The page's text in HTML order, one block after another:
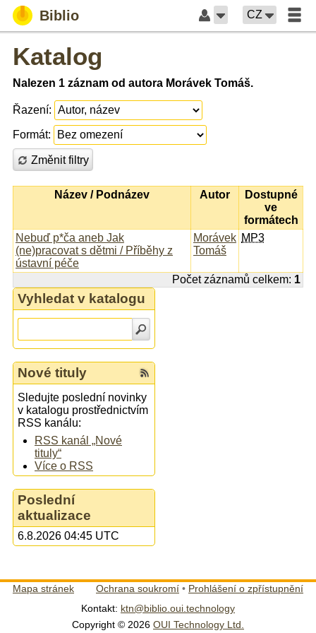
Biblio CZ
Katalog
Nalezen 1 záznam od autora Morávek Tomáš.
Řazení:
Formát:
Změnit filtry
Název / Podnázev Autor
Dostupné
ve
formátech
Nebuď p*ča aneb Jak
(ne)pracovat s dětmi / Příběhy z
ústavní péče
Morávek
Tomáš
MP3
Počet záznamů celkem: 1
Vyhledat v katalogu
Nové tituly
Sledujte poslední novinky
v katalogu prostřednictvím
RSS kanálu:
RSS kanál „Nové
tituly“
Více o RSS
Poslední
aktualizace
6.8.2026 04:45 UTC
Mapa stránek Ochrana soukromí • Prohlášení o zpřístupnění
Kontakt: ktn@biblio.oui.technology
Copyright © 2026 OUI Technology Ltd.